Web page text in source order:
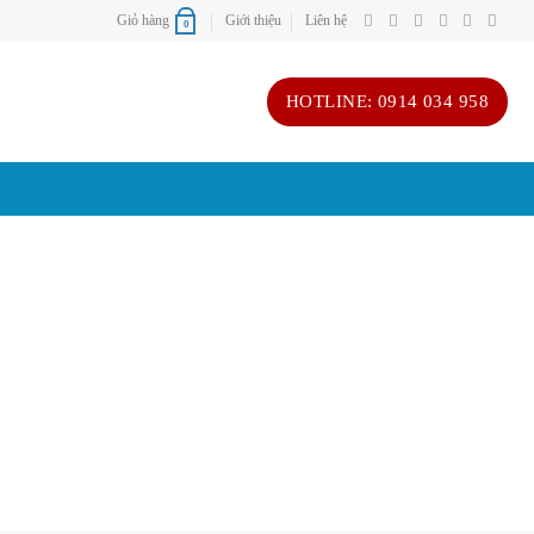
Giỏ hàng 0 Giới thiệu Liên hệ
HOTLINE: 0914 034 958